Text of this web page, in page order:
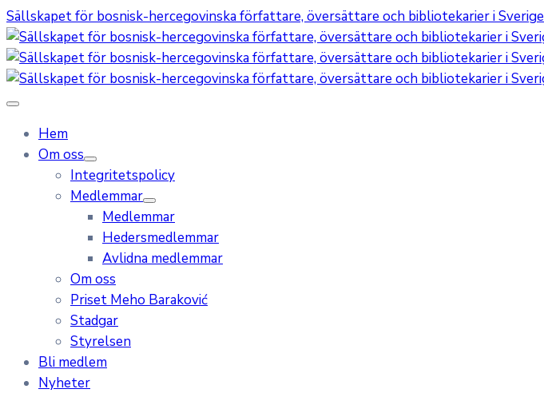
Sällskapet för bosnisk-hercegovinska författare, översättare och bibliotekarier i Sverige
Hem
Om oss
Integritetspolicy
Medlemmar
Medlemmar
Hedersmedlemmar
Avlidna medlemmar
Om oss
Priset Meho Baraković
Stadgar
Styrelsen
Bli medlem
Nyheter